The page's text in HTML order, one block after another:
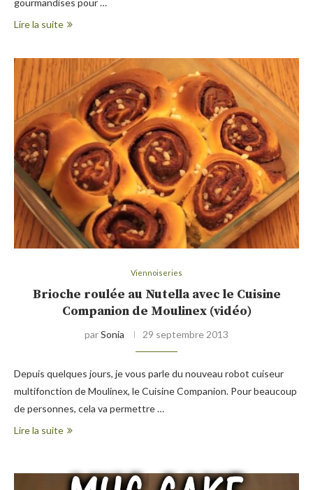
gourmandises pour …
Lire la suite
Viennoiseries
Brioche roulée au Nutella avec le Cuisine
Companion de Moulinex (vidéo)
parSonia 29 septembre 2013
Depuis quelques jours, je vous parle du nouveau robot cuiseur
multifonction de Moulinex, le Cuisine Companion. Pour beaucoup
de personnes, cela va permettre …
Lire la suite